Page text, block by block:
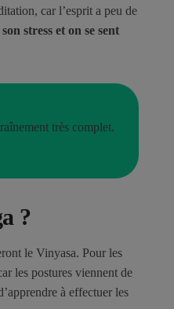
car l’esprit a peu de
stress et on se sent
très complet.
?
le Vinyasa. Pour les
les postures viennent de
à effectuer les